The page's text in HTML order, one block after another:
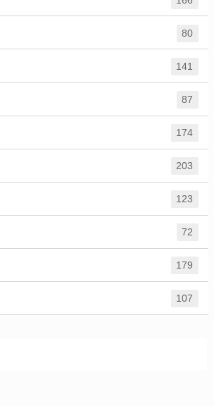
80
141
87
174
203
123
72
179
107